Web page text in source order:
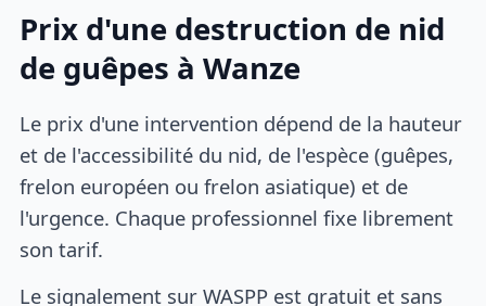
Prix d'une destruction de nid
de guêpes à Wanze
Le prix d'une intervention dépend de la hauteur
et de l'accessibilité du nid, de l'espèce (guêpes,
frelon européen ou frelon asiatique) et de
l'urgence. Chaque professionnel fixe librement
son tarif.
Le signalement sur WASPP est gratuit et sans